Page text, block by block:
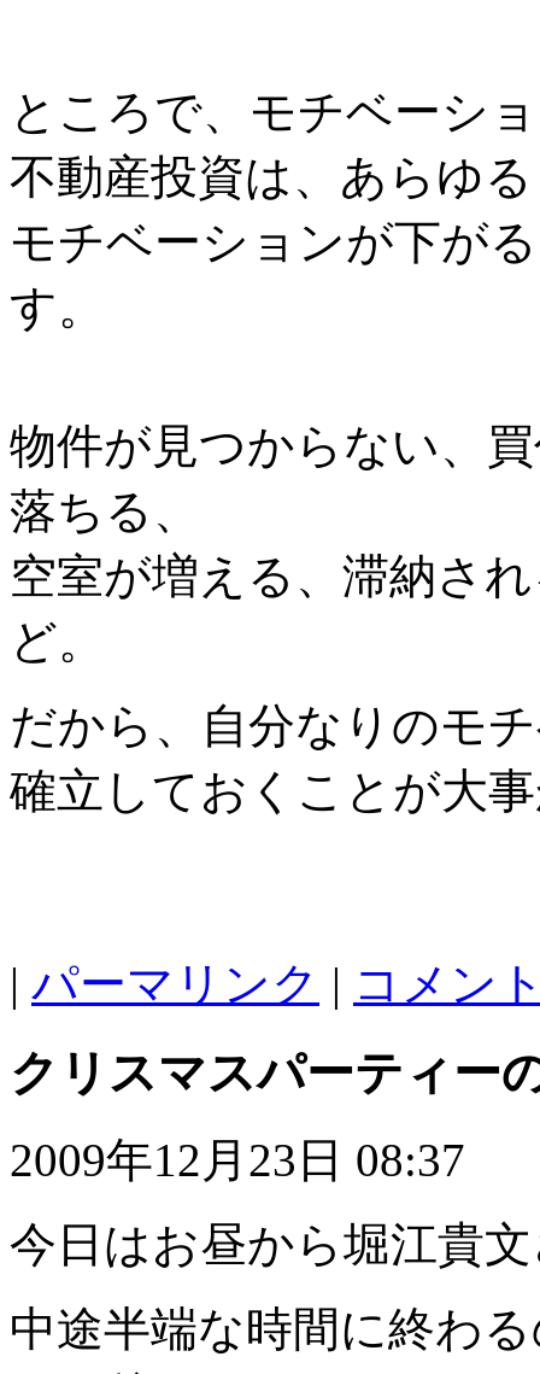
ところで、モチベーシ
不動産投資は、あらゆ
モチベーションが下が
す。
物件が見つからない、
落ちる、
空室が増える、滞納さ
ど。
だから、自分なりのモ
確立しておくことが大
| パーマリンク | コメン
クリスマスパーティー
2009年12月23日 08:37
今日はお昼から堀江貴
中途半端な時間に終わ